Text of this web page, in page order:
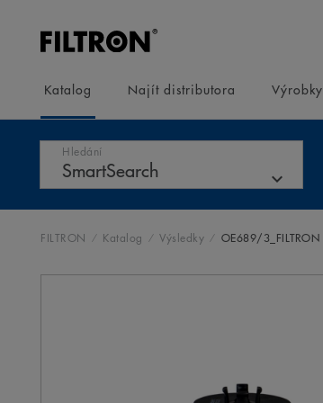
Katalog Najít distributora Výrobky
Hledání
FILTRON Katalog Výsledky OE689/3_FILTRON